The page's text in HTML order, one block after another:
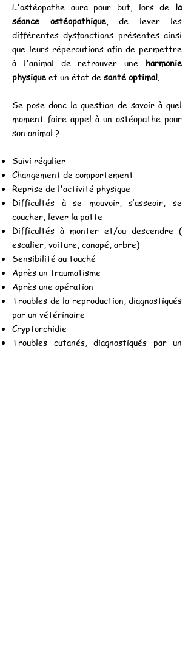
L'ostéopathe aura pour but, lors de la
séance ostéopathique, de lever les
différentes dysfonctions présentes ainsi
que leurs répercutions afin de permettre
à l'animal de retrouver une harmonie
physique et un état de santé optimal.
Se pose donc la question de savoir à quel
moment faire appel à un ostéopathe pour
son animal ?
Suivi régulier
Changement de comportement
Reprise de l'activité physique
Difficultés à se mouvoir, s’asseoir, se
coucher, lever la patte
Difficultés à monter et/ou descendre (
escalier, voiture, canapé, arbre)
Sensibilité au touché
Après un traumatisme
Après une opération
Troubles de la reproduction, diagnostiqués
par un vétérinaire
Cryptorchidie
Troubles cutanés, diagnostiqués par un